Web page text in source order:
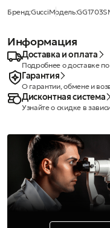
Бренд:GucciМодель:GG1703S
Информация
Доставка и оплата
Подробнее о доставке
Гарантия
О гарантии, обмене и
Дисконтная система
Узнайте о скидке в